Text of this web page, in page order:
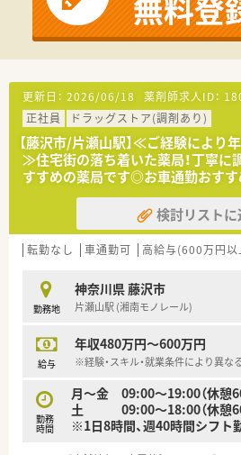
【こんな取り組みをしています】
■全薬剤師と調剤スタッフを対象に
る医学知識などの教育研修を毎月
■ドクターを招いての処方解説など
■産休・育休の取得実績や社員購入
すい環境整備と福利厚生の充実に努
【想定されるキャリアイメージ】
■ドミナント展開で転居を伴う異動
て長く安定したキャリアを築くこと
■ラウンダーや管理薬剤師といった
あり、ご自身の意欲次第で昇給も目
■毎月開催される教育研修を通じて
全般のスキルを継続的に向上させら
更新日： 2026/06/18 薬剤師求人ID：
正社員
ドラッグストア(調剤あり)
【藤沢市/片瀬山駅】≪ご経験により
≫住宅街の落ち着いた薬局！丁寧に
すすめの薬局です◎お車通勤おすす
検討リストに
転勤なし 車通勤可 高給与(600万円以
勤務地
神奈川県 藤沢市
片瀬山駅 (湘南モノレール)
給与
年収480万円～600万円
※経験・スキル・就業条件により異な
勤務
時間
月～金 09:00～19:00（休憩
土 09:00～18:00（休憩60
※1日8時間、週40時間シフト